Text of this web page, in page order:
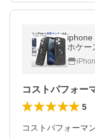
iphone
ホケー
リング
5
コストパフォーマ